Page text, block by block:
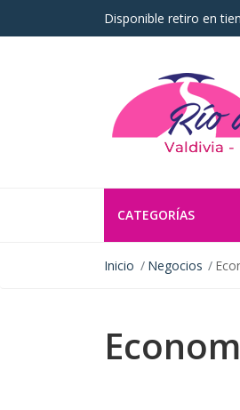
Disponible retiro en
CATEGORÍAS
Inicio Negocios